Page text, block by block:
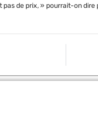
pas de prix, » pourrait-on